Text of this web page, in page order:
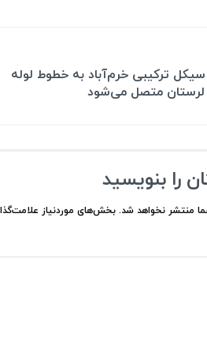
سیکل ترکیبی خرم‌آباد به خطوط لوله
لرستان متصل می‌شود
را بنویسید
منتشر نخواهد شد. بخش‌های موردنیاز